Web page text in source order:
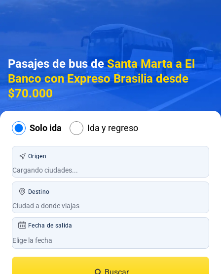
Pasajes de bus deSanta Marta a El
Banco con Expreso Brasilia desde
$70.000
Solo ida Ida y regreso
Origen
Destino
Fecha de salida